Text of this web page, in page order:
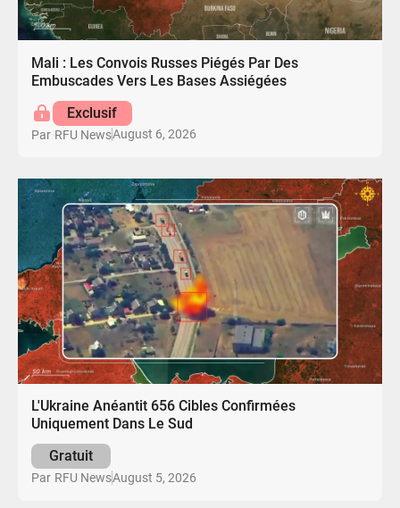
Mali : Les Convois Russes Piégés Par Des
Embuscades Vers Les Bases Assiégées
Exclusif
Par RFU NewsAugust 6, 2026
L'Ukraine Anéantit 656 Cibles Confirmées
Uniquement Dans Le Sud
Gratuit
Par RFU NewsAugust 5, 2026